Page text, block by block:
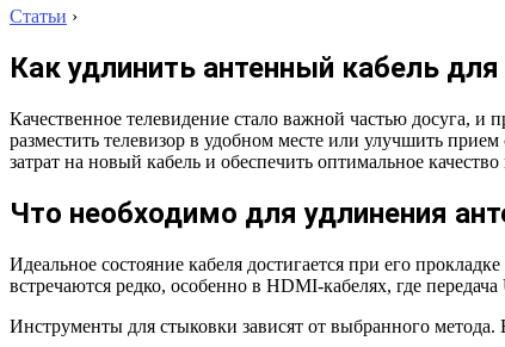
Статьи ›
Как удлинить антенный кабель для
Качественное телевидение стало важной частью досуга,
разместить телевизор в удобном месте или улучшить
затрат на новый кабель и обеспечить оптимальное
Что необходимо для удлинения
Идеальное состояние кабеля достигается при его
встречаются редко, особенно в HDMI-кабелях, где
Инструменты для стыковки зависят от выбранного метода.